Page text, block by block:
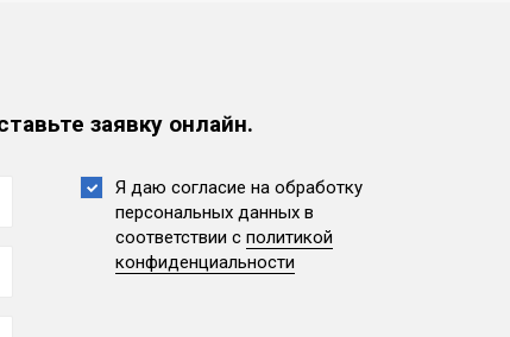
заявку онлайн.
Я даю согласие на обработку
персональных данных в
соответствии с политикой
конфиденциальности